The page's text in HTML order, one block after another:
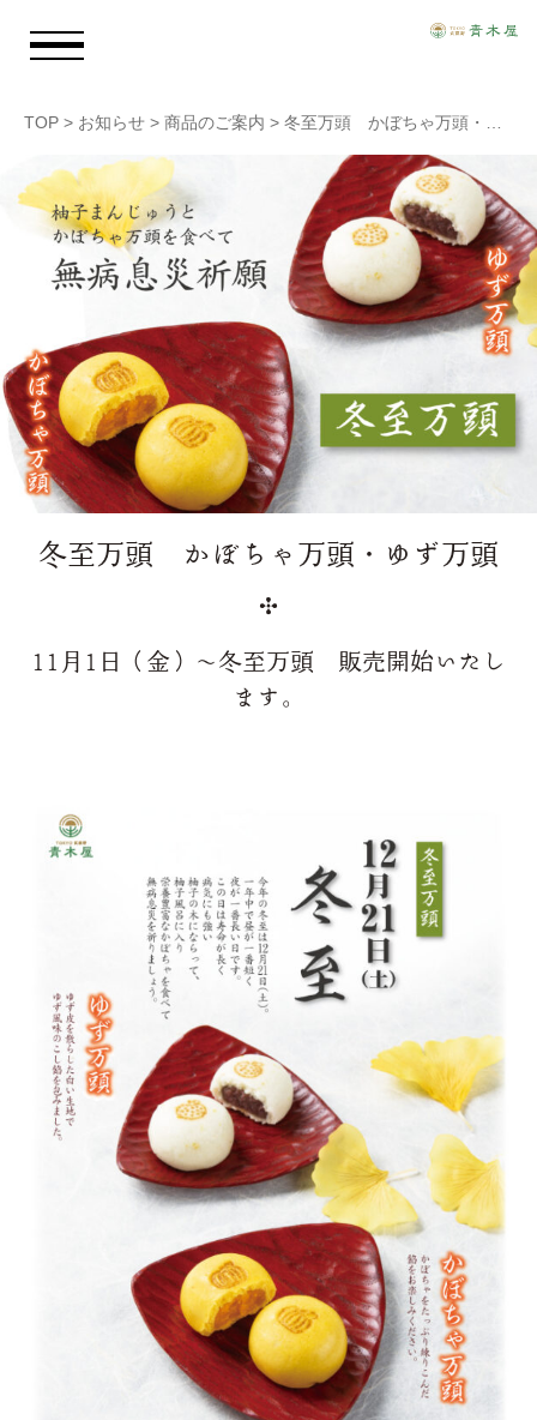
お知らせ
青木屋のおもい
商品情報
店舗情報
採用情報
TOP > お知らせ > 商品のご案内 > 冬至万頭 かぼちゃ万頭・ゆず万頭
冬至万頭 かぼちゃ万頭・ゆず万頭
11月1日（金）～冬至万頭 販売開始いたし
ます。